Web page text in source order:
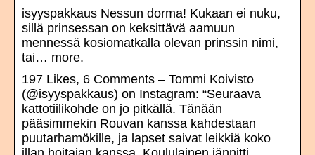
isyyspakkaus Nessun dorma! Kukaan ei nuku,
sillä prinsessan on keksittävä aamuun
mennessä kosiomatkalla olevan prinssin nimi,
tai… more.
197 Likes, 6 Comments – Tommi Koivisto
(@isyyspakkaus) on Instagram: “Seuraava
kattotiilikohde on jo pitkällä. Tänään
pääsimmekin Rouvan kanssa kahdestaan
puutarhamökille, ja lapset saivat leikkiä koko